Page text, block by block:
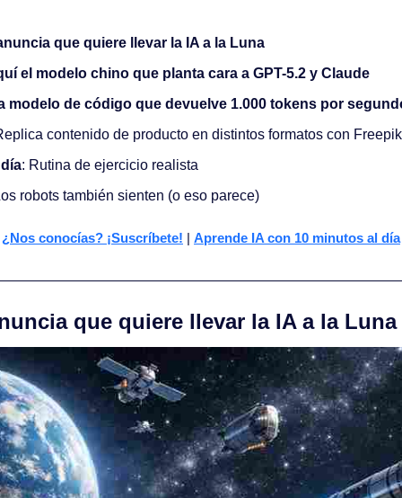
que quiere llevar la IA a la Luna
el modelo chino que planta cara a GPT-5.2 y Claude
modelo de código que devuelve 1.000 tokens por
contenido de producto en distintos formatos con Freepik
: Rutina de ejercicio realista
robots también sienten (o eso parece)
¿Nos conocías? ¡Suscríbete! | Aprende IA con 10 minutos al día
que quiere llevar la IA a la Luna